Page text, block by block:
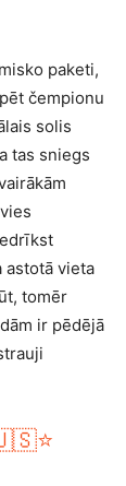
paketi,
čempionu
solis
tas sniegs
astotā vieta
tomēr
ir pēdējā